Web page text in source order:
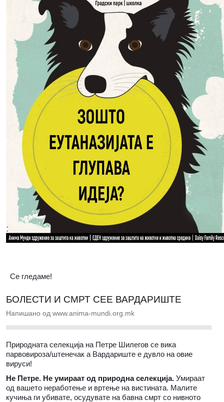
Се гледаме!
БОЛЕСТИ И СМРТ СЕЕ ВАРДАРИШТЕ
Напишано од www.anima-mundi.org.mk
Природната селекција на Петре Шилегов се вика
парвовироза/штенечак а Вардариште е дувло на овие
вируси!
Не Петре. Не умираат од природна селекција. Умираат
од вашето неработење и вртење на вистината. Малите
кучиња ги убивате, осудувате на бавна смрт со нивното